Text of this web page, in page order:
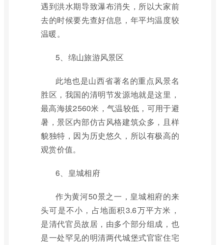
遇到洪水期导致瀑布消失，所以大家前
去的时候要先查好信息，年平均温度较
温暖。
5、绵山旅游风景区
此地也是山西省著名的重点风景名
胜区，我国的清明节发源地就是这里，
最高海拔2560米，气温较低，可用于避
暑，景区内部仿古风格建筑众多，且样
貌独特，因为历史悠久，所以有极高的
观赏价值。
6、皇城相府
作为黄河50景之一，皇城相府的来
头可是不小，占地面积3.6万平方米，
是清代官员故居，由多个部分组成，也
是一处罕见的明清两代城堡式官宦住宅